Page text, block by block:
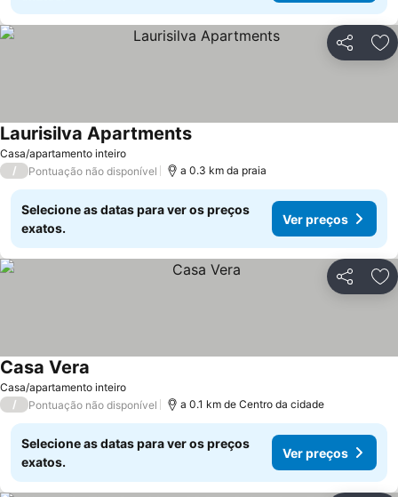
Partilhar
Casa/apartamento inteiro
Laurisilva ApartmentsVer preços
/ Pontuação não disponível a 0.3 km da praia
Selecione as datas para ver os preços
exatos.
Ver preços
Partilhar
Casa/apartamento inteiro
Casa Vera
/ Pontuação não disponível a 0.1 km de Centro da cidade
Selecione as datas para ver os preços
exatos.
Ver preços